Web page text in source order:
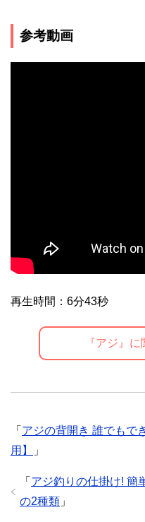
参考動画
再生時間：6分43秒
『アジ』
「 アジの背開き 誰でもで
用】
」
「 アジ釣りの仕掛け! 簡
の2種類 」